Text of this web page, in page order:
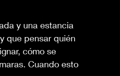
y una estancia
que pensar quién
cómo se
Cuando esto